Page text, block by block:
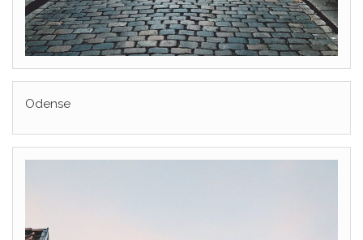
Odense